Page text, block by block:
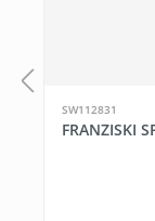
SW112831
FRANZISKI